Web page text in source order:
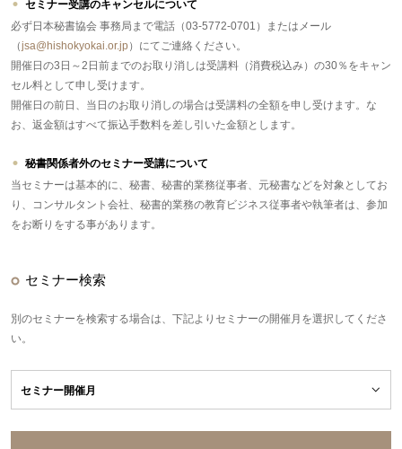
セミナー受講のキャンセルについて
必ず日本秘書協会 事務局まで電話（03-5772-0701）またはメール
（jsa@hishokyokai.or.jp）にてご連絡ください。
開催日の3日～2日前までのお取り消しは受講料（消費税込み）の30％をキャン
セル料として申し受けます。
開催日の前日、当日のお取り消しの場合は受講料の全額を申し受けます。な
お、返金額はすべて振込手数料を差し引いた金額とします。
秘書関係者外のセミナー受講について
当セミナーは基本的に、秘書、秘書的業務従事者、元秘書などを対象としてお
り、コンサルタント会社、秘書的業務の教育ビジネス従事者や執筆者は、参加
をお断りをする事があります。
セミナー検索
別のセミナーを検索する場合は、下記よりセミナーの開催月を選択してくださ
い。